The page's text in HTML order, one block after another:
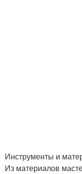
Инструменты и
Из материалов